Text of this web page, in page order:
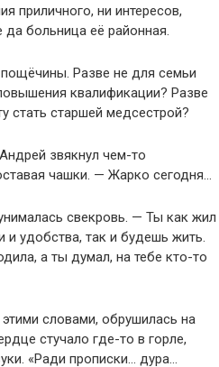
приличного, ни интересов,
да больница её районная.
Разве не для семьи
квалификации? Разве
стать старшей медсестрой?
звякнул чем-то
чашки. — Жарко сегодня…
свекровь. — Ты как жил
и удобства, так и будешь жить.
а ты думал, на тебе кто-то
словами, обрушилась на
стучало где-то в горле,
«Ради прописки… дура…